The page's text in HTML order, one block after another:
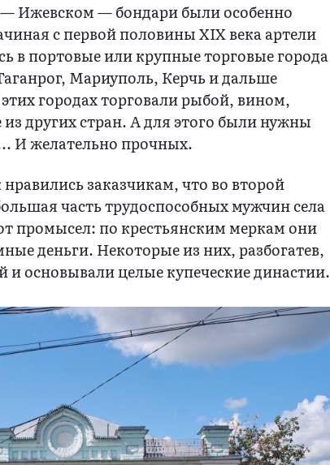
— Ижевском — бондари были особенно
с первой половины XIX века артели
в портовые или крупные торговые города
Мариуполь, Керчь и дальше
городах торговали рыбой, вином,
других стран. А для этого были нужны
И желательно прочных.
заказчикам, что во второй
часть трудоспособных мужчин села
промысел: по крестьянским меркам они
деньги. Некоторые из них, разбогатев,
и основывали целые купеческие династии.